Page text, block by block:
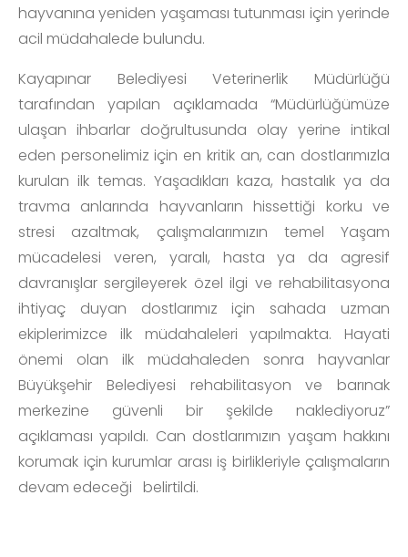
hayvanına yeniden yaşaması tutunması için yerinde
acil müdahalede bulundu.
Kayapınar Belediyesi Veterinerlik Müdürlüğü
tarafından yapılan açıklamada “Müdürlüğümüze
ulaşan ihbarlar doğrultusunda olay yerine intikal
eden personelimiz için en kritik an, can dostlarımızla
kurulan ilk temas. Yaşadıkları kaza, hastalık ya da
travma anlarında hayvanların hissettiği korku ve
stresi azaltmak, çalışmalarımızın temel Yaşam
mücadelesi veren, yaralı, hasta ya da agresif
davranışlar sergileyerek özel ilgi ve rehabilitasyona
ihtiyaç duyan dostlarımız için sahada uzman
ekiplerimizce ilk müdahaleleri yapılmakta. Hayati
önemi olan ilk müdahaleden sonra hayvanlar
Büyükşehir Belediyesi rehabilitasyon ve barınak
merkezine güvenli bir şekilde naklediyoruz”
açıklaması yapıldı. Can dostlarımızın yaşam hakkını
korumak için kurumlar arası iş birlikleriyle çalışmaların
devam edeceği belirtildi.